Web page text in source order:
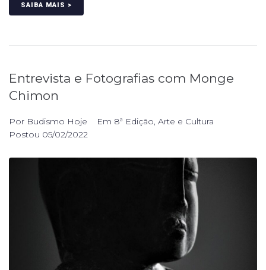
SAIBA MAIS >
Entrevista e Fotografias com Monge
Chimon
Por Budismo Hoje Em 8ª Edição, Arte e Cultura
Postou 05/02/2022